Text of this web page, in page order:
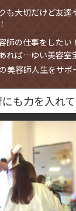
も大切だけど友達
師の仕事をしたい
れば…ゆい美容室
美容師人生をサポ
も力を入れ